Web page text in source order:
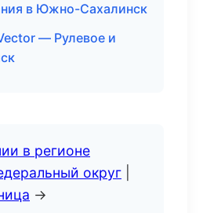
в Южно-Сахалинск
— Рулевое и
в регионе
округ
→